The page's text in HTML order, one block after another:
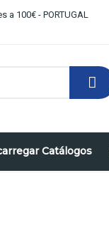
a 100€ - PORTUGAL
Catálogos